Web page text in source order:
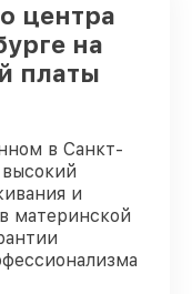
центра
на
платы
в Санкт-
и
материнской